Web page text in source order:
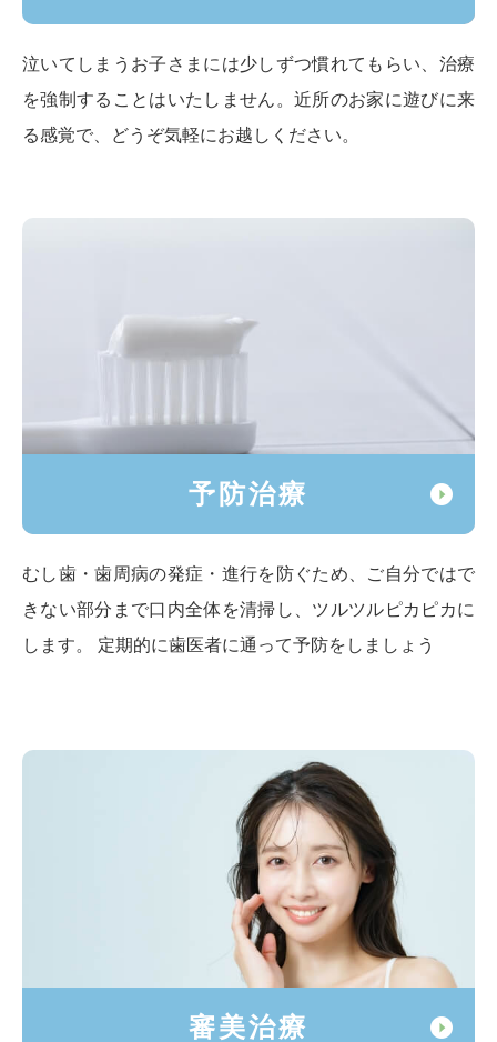
泣いてしまうお子さまには少しずつ慣れてもらい、治療
を強制することはいたしません。近所のお家に遊びに来
る感覚で、どうぞ気軽にお越しください。
予防治療
むし歯・歯周病の発症・進行を防ぐため、ご自分ではで
きない部分まで口内全体を清掃し、ツルツルピカピカに
します。 定期的に歯医者に通って予防をしましょう
審美治療